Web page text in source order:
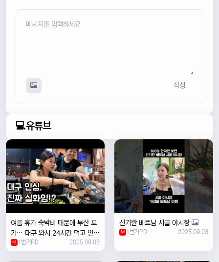
작성
💻유튜브
여름 휴가 숙박비 때문에 부산 포
기… 대구 와서 24시간 먹고 인생
위로받았습니다
M 1번가PD 2025.09.03
신기한 베트남 시골 야시장
M 1번가PD 2025.09.03